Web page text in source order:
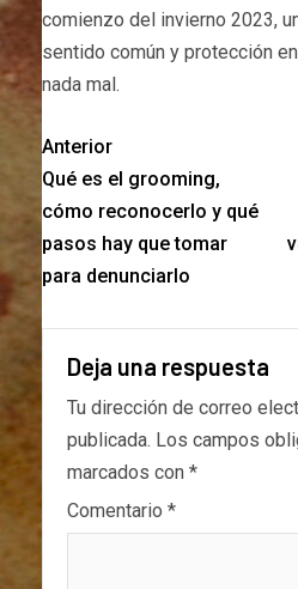
comienzo del invierno 2023,
sentido común y protección
nada mal.
Anterior
Qué es el grooming,
cómo reconocerlo y qué
pasos hay que tomar
para denunciarlo
Deja una respuesta
Tu dirección de correo
publicada. Los campos
marcados con *
Comentario *